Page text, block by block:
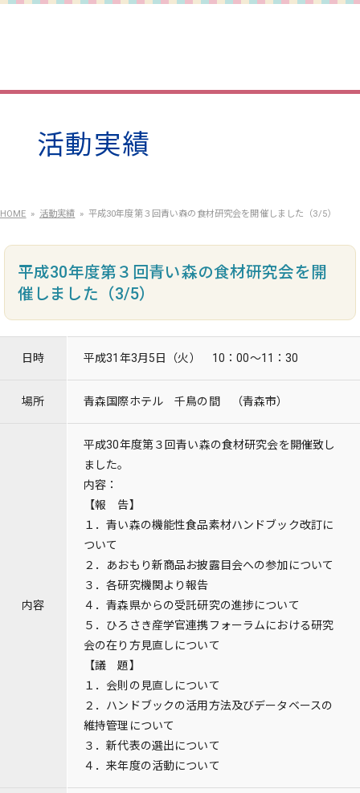
活動実績
HOME 活動実績 平成30年度第３回青い森の食材研究会を開催しました（3/5）
平成30年度第３回青い森の食材研究会を開
催しました（3/5）
日時 平成31年3月5日（火） 10：00～11：30
場所 青森国際ホテル 千鳥の間 （青森市）
内容
平成30年度第３回青い森の食材研究会を開催致し
ました。
内容：
【報 告】
１．青い森の機能性食品素材ハンドブック改訂に
ついて
２．あおもり新商品お披露目会への参加について
３．各研究機関より報告
４．青森県からの受託研究の進捗について
５．ひろさき産学官連携フォーラムにおける研究
会の在り方見直しについて
【議 題】
１．会則の見直しについて
２．ハンドブックの活用方法及びデータベースの
維持管理について
３．新代表の選出について
４．来年度の活動について